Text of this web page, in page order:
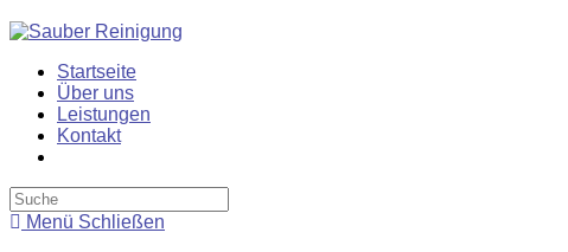
Zum
Inhalt
springen
Startseite
Über uns
Leistungen
Kontakt
search
Menü Schließen